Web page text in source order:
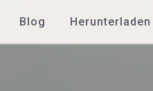
Blog Herunterladen